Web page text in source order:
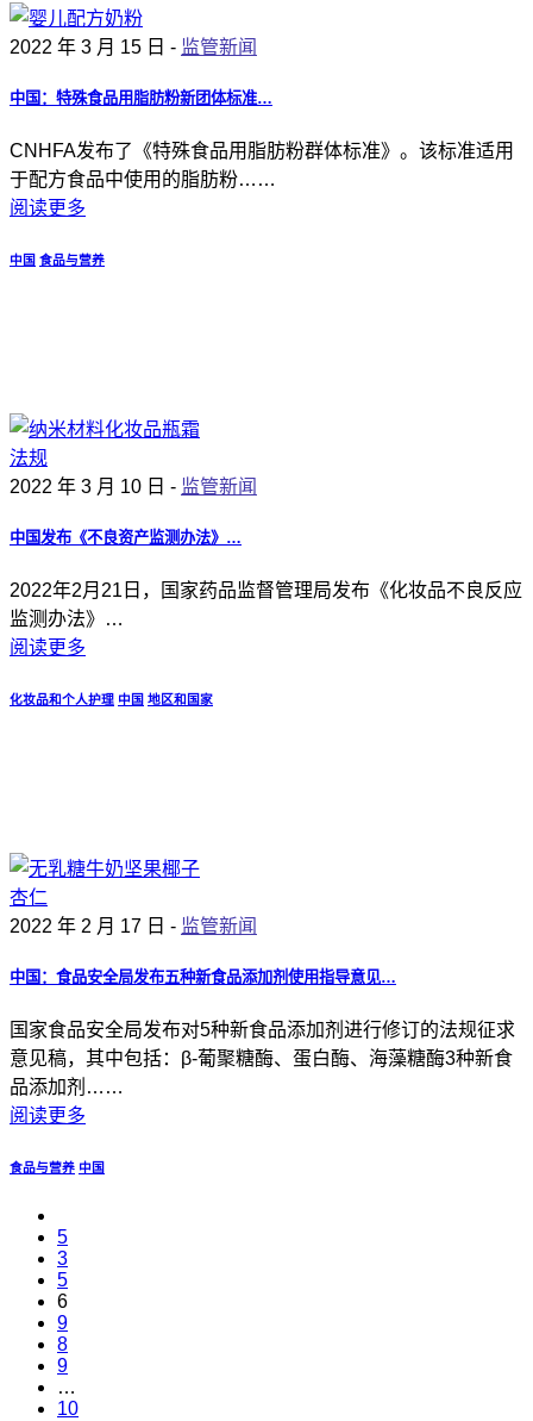
2022 年 3 月 15 日 - 监管新闻
中国：特殊食品用脂肪粉新团体标准…
CNHFA发布了《特殊食品用脂肪粉群体标准》。该标准适用
于配方食品中使用的脂肪粉……
阅读更多
中国 食品与营养
2022 年 3 月 10 日 - 监管新闻
中国发布《不良资产监测办法》…
2022年2月21日，国家药品监督管理局发布《化妆品不良反应
监测办法》…
阅读更多
化妆品和个人护理 中国 地区和国家
2022 年 2 月 17 日 - 监管新闻
中国：食品安全局发布五种新食品添加剂使用指导意见…
国家食品安全局发布对5种新食品添加剂进行修订的法规征求
意见稿，其中包括：β-葡聚糖酶、蛋白酶、海藻糖酶3种新食
品添加剂……
阅读更多
食品与营养 中国
5
3
5
6
9
8
9
…
10